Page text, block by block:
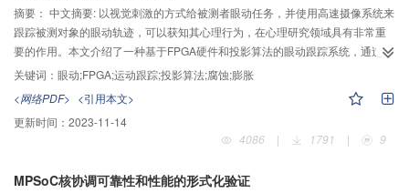
摘要： 中文摘要: 以视觉刺激的方式给被测者眼动任务，并使用高速摄像系统来
跟踪被测对象的眼动轨迹，可以获知其心理行为，在心理研究领域具有非常重
要的作用。本文介绍了一种基于FPGA硬件和投影算法的眼动跟踪系统，通过
LUPA300高速CMOS图像传感器采集眼动图像，利用FPGA实现投影算法从连
续的视频帧中获取人眼瞳孔与反射斑的坐标。为提高跟踪的准确程度，包括二
值化与数学形态学腐蚀膨胀运算被用于预处理，最终实现了快速瞳孔与反射斑
的定位。结果表明，FPGA执行快速投影跟踪算法，可以获得可靠的跟踪准确
性，在跟踪算法中利用FPGA对图像首先进行二值化及腐蚀膨胀预处理，可以达
踪提供了一种新的有效实现方法。
关键词： 眼动;FPGA;运动跟踪;投影算法;腐蚀;膨胀
<网络PDF> <引用本文>
更新时间： 2023-11-14
4086
| 1791 | 9
MPSoC核协调可靠性和性能的形式化验证